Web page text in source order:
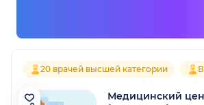
20 врачей высшей категории
Медицинский